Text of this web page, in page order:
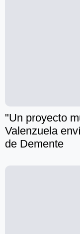
"Un proyecto
Valenzuela
de Demente